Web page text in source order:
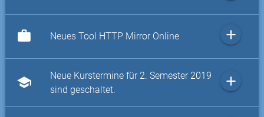
work Neues Tool HTTP Mirror Online add
school
Neue Kurstermine für 2. Semester 2019
sind geschaltet.
add